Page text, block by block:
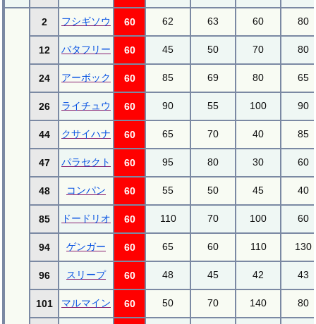
2 フシギソウ 60 62 63 60 80
12 バタフリー 60 45 50 70 80
24 アーボック 60 85 69 80 65
26 ライチュウ 60 90 55 100 90
44 クサイハナ 60 65 70 40 85
47 パラセクト 60 95 80 30 60
48 コンパン 60 55 50 45 40
85 ドードリオ 60 110 70 100 60
94 ゲンガー 60 65 60 110 130
96 スリープ 60 48 45 42 43
101 マルマイン 60 50 70 140 80